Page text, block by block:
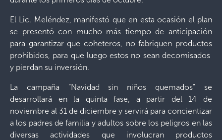
El Lic. Meléndez, manifestó que en esta ocasión el plan
se presentó con mucho más tiempo de anticipación
para garantizar que coheteros, no fabriquen productos
prohibidos, para que luego estos no sean decomisados
y pierdan su inversión.
La campaña “Navidad sin niños quemados” se
desarrollará en la quinta fase, a partir del 14 de
noviembre al 31 de diciembre y servirá para concientizar
a los padres de familia y adultos sobre los peligros en las
diversas actividades que involucran productos